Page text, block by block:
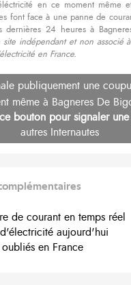
en ce moment même
font face à une panne de
dernières 24 heures à
site indépendant et non associé
en France.
publiquement une
même à Bagneres De
ce bouton pour signaler
autres Internautes
de courant en temps réel
aujourd'hui
en France